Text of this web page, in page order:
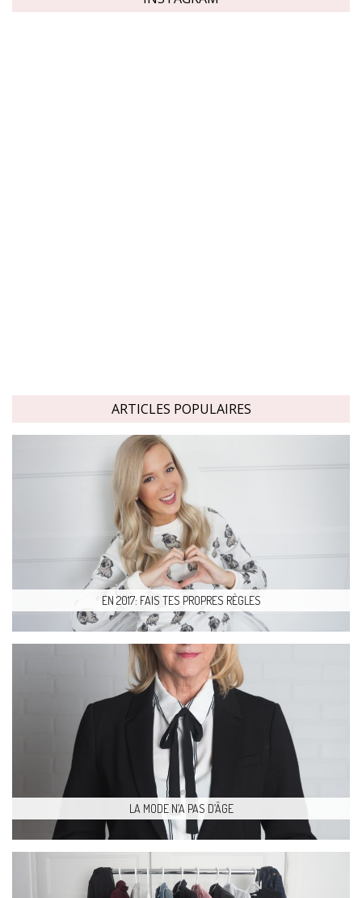
ARTICLES POPULAIRES
EN 2017: FAIS TES PROPRES RÈGLES
LA MODE N’A PAS D’ÂGE